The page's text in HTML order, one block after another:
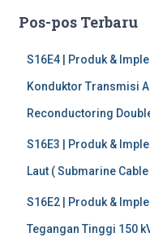
iPos-pos Terbaru
S16E4 | Produk &
Konduktor Transmisi
Reconductoring
S16E3 | Produk &
Laut ( Submarine Cable
S16E2 | Produk &
Tegangan Tinggi 150